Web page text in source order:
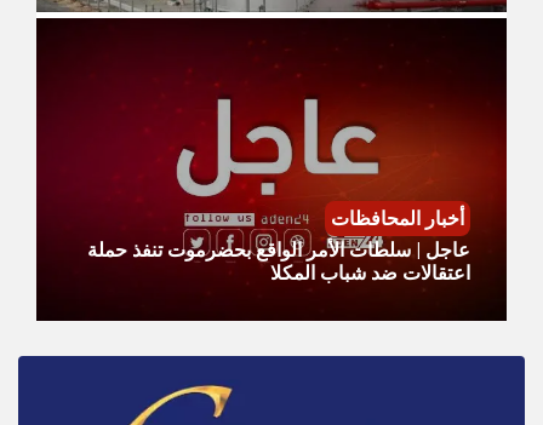
أخبار المحافظات
عاجل | سلطات الأمر الواقع بحضرموت تنفذ حملة
اعتقالات ضد شباب المكلا